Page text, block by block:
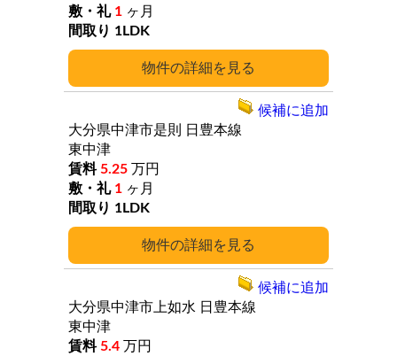
詳細
1 ヶ月
1LDK
詳細
大分県中津市是則
日豊本線
東中津
5.25 万円
1 ヶ月
1LDK
候補に追加
大分県中津市上如水 日豊本線
東中津
5.4 万円
候補に追加